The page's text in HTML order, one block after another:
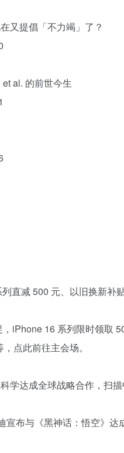
又提倡「不力竭」了？
al. 的前世今生
直减 500 元、以旧换新补
iPhone 16 系列限时领取
点此前往主会场。
学达成全球战略合作，扫
宣布与《黑神话：悟空》